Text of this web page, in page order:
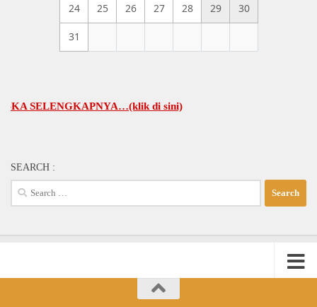
24 25 26 27 28 29 30
31
di sini)
SEARCH :
Search
for: